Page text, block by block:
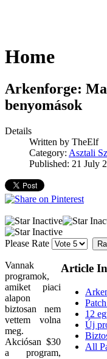
Home
Arkenforge:
benyomások
Details
Written by TheElf
Category: Asztali
Published: 21 July
Please Rate
Article
12
Új
All
Vannak
programok,
amiket piaci
alapon
biztosan nem
vettem volna
meg.
Akciósan $30
a program,